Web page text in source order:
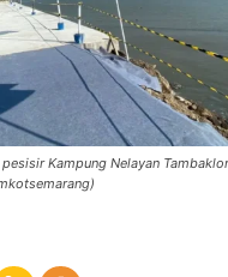
Kampung Nelayan